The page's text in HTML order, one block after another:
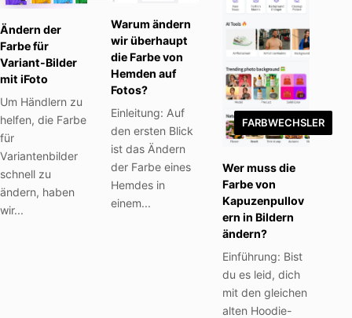
Ändern der
Farbe für
Variant-Bilder
mit iFoto
Um Händlern zu
helfen, die Farbe
für
Variantenbilder
schnell zu
ändern, haben
wir...
Warum ändern
wir überhaupt
die Farbe von
Hemden auf
Fotos?
Einleitung: Auf
den ersten Blick
ist das Ändern
der Farbe eines
Hemdes in
einem...
FARBWECHSLER
Wer muss die
Farbe von
Kapuzenpullov
ern in Bildern
ändern?
Einführung: Bist
du es leid, dich
mit den gleichen
alten Hoodie-